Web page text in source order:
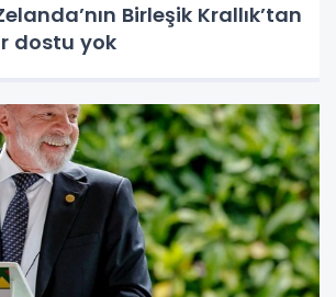
Birleşik Krallık’tan
dostu yok